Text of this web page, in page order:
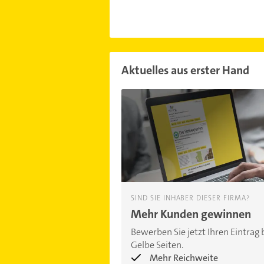
Aktuelles aus erster Hand
SIND SIE INHABER DIESER FIRMA?
Mehr Kunden gewinnen
Bewerben Sie jetzt Ihren Eintrag
Gelbe Seiten.
Mehr Reichweite